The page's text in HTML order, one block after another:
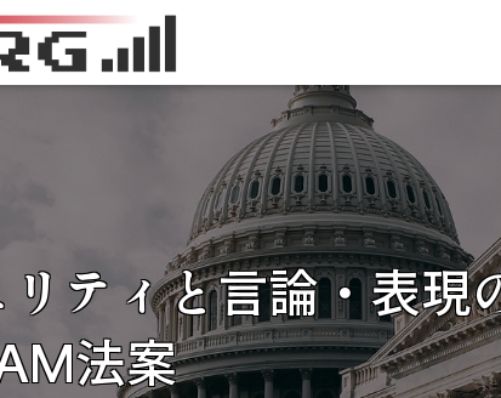
ティと言論・表現
法案